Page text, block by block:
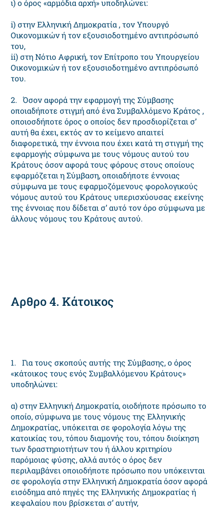
ι) ο όρος «αρμόδια αρχή» υποδηλώνει:
i) στην Ελληνική Δημοκρατία , τον Υπουργό
Οικονομικών ή τον εξουσιοδοτημένο αντιπρόσωπό
του,
ii) στη Νότιο Αφρική, τον Επίτροπο του Υπουργείου
Οικονομικών ή τον εξουσιοδοτημένο αντιπρόσωπό
του.
2. Όσον αφορά την εφαρμογή της Σύμβασης
οποιαδήποτε στιγμή από ένα Συμβαλλόμενο Κράτος ,
οποιοσδήποτε όρος ο οποίος δεν προσδιορίζεται σ’
αυτή θα έχει, εκτός αν το κείμενο απαιτεί
διαφορετικά, την έννοια που έχει κατά τη στιγμή της
εφαρμογής σύμφωνα με τους νόμους αυτού του
Κράτους όσον αφορά τους φόρους στους οποίους
εφαρμόζεται η Σύμβαση, οποιαδήποτε έννοιας
σύμφωνα με τους εφαρμοζόμενους φορολογικούς
νόμους αυτού του Κράτους υπερισχύουσας εκείνης
της έννοιας που δίδεται σ’ αυτό τον όρο σύμφωνα με
άλλους νόμους του Κράτους αυτού.
Αρθρο 4. Κάτοικος
1. Για τους σκοπούς αυτής της Σύμβασης, ο όρος
«κάτοικος τους ενός Συμβαλλόμενου Κράτους»
υποδηλώνει:
α) στην Ελληνική Δημοκρατία, οιοδήποτε πρόσωπο το
οποίο, σύμφωνα με τους νόμους της Ελληνικής
Δημοκρατίας, υπόκειται σε φορολογία λόγω της
κατοικίας του, τόπου διαμονής του, τόπου διοίκηση
των δραστηριοτήτων του ή άλλου κριτηρίου
παρόμοιας φύσης, αλλά αυτός ο όρος δεν
περιλαμβάνει οποιοδήποτε πρόσωπο που υπόκεινται
σε φορολογία στην Ελληνική Δημοκρατία όσον αφορά
εισόδημα από πηγές της Ελληνικής Δημοκρατίας ή
κεφαλαίου που βρίσκεται σ’ αυτήν,